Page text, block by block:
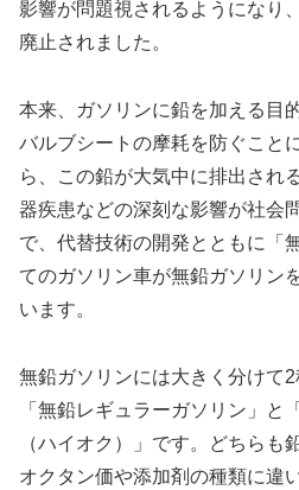
影響が問題視されるようになり
廃止されました。
本来、ガソリンに鉛を加える目
バルブシートの摩耗を防ぐこと
ら、この鉛が大気中に排出され
器疾患などの深刻な影響が社会
で、代替技術の開発とともに「
てのガソリン車が無鉛ガソリン
います。
無鉛ガソリンには大きく分けて
「無鉛レギュラーガソリン」と
（ハイオク）」です。どちらも
オクタン価や添加剤の種類に違